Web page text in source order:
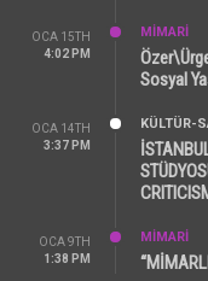
OCA 15TH
4:02 PM
MİMARİ
Sosyal
OCA 14TH
3:37 PM
KÜLTÜR-
OCA 9TH
1:38 PM
MİMARİ